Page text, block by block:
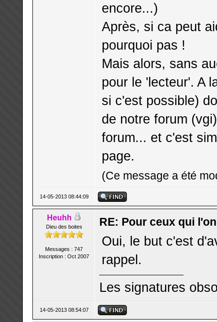
encore...)
Après, si ca peut
pourquoi pas !
Mais alors, sans
pour le 'lecteur'. A
si c'est possible)
de notre forum
forum... et c'est
page.
(Ce message a été
14-05-2013 08:44:09
Heuhh
Dieu des boites
Messages : 747
Inscription : Oct 2007
RE: Pour ceux qui
Oui, le but c'est
rappel.
Les signatures
14-05-2013 08:54:07